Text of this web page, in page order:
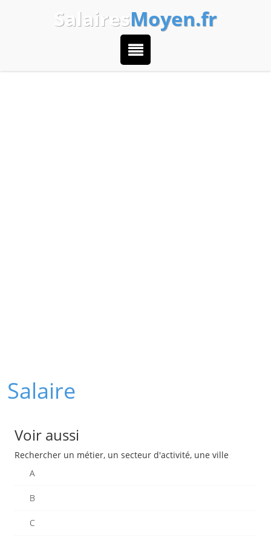
SalairesMoyen.fr
Salaire
Voir aussi
Rechercher un métier, un secteur d'activité, une ville
A
B
C